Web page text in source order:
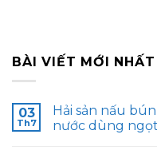
BÀI VIẾT MỚI NHẤT
03
Th7
Hải sản nấu
nước dùng